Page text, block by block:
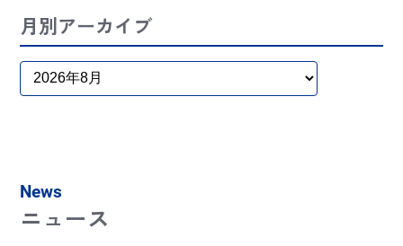
月別アーカイブ
News
ニュース